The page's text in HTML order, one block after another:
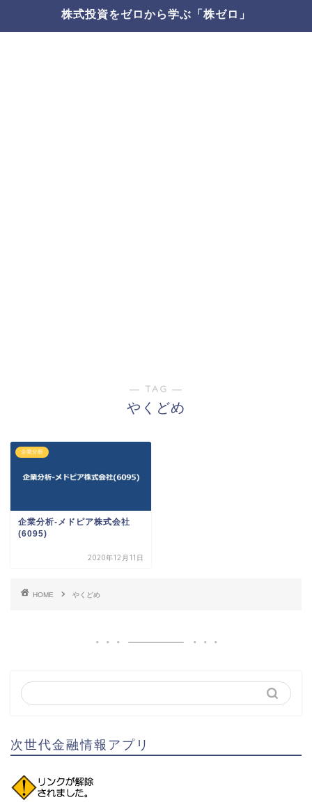
株式投資をゼロから学ぶ「株ゼロ」
― TAG ―
やくどめ
企業分析
企業分析-メドピア株式会社
(6095)
2020年12月11日
HOME やくどめ
次世代金融情報アプリ